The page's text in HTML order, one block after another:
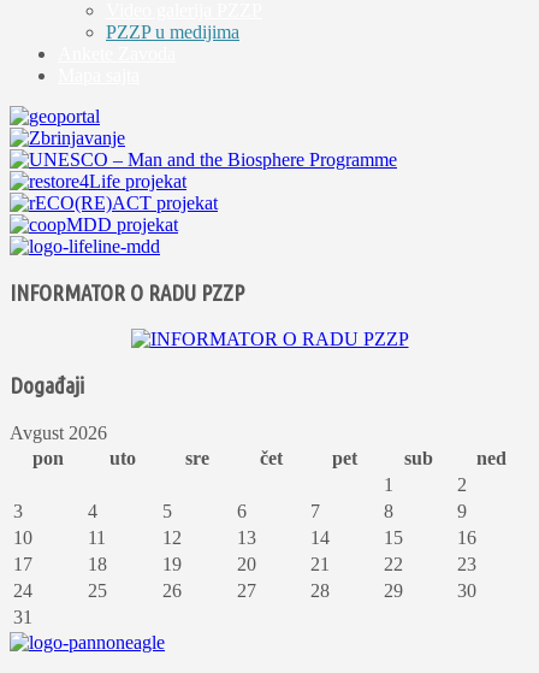
PZZP u medijima
INFORMATOR O RADU PZZP
Događaji
Avgust 2026
pon
uto sre čet pet sub
ned
1
2
3
4 5 6 7 8
9
10
11 12 13 14 15
16
17
18 19 20 21 22
23
24
25 26 27 28 29
30
31